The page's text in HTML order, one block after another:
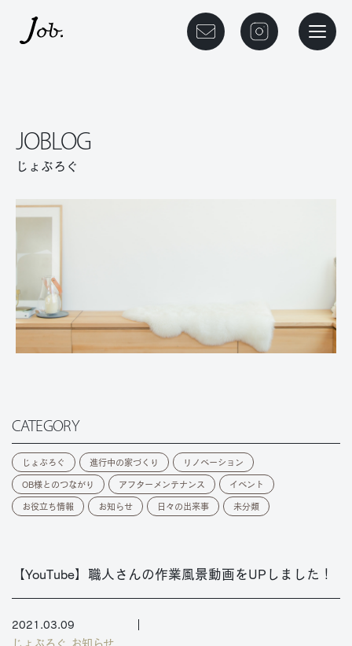
メニュ
JOBLOG
じょぶろぐ
CATEGORY
じょぶろぐ 進行中の家づくり リノベーション
OB様とのつながり アフターメンテナンス イベント
お役立ち情報 お知らせ 日々の出来事 未分類
【YouTube】職人さんの作業風景動画をUPしました！
2021.03.09
じょぶろぐ お知らせ